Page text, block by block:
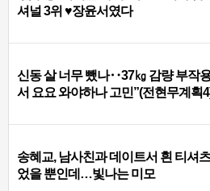
셔널 3위 ♥장윤서였다
신동 살 너무 뺐나‥37㎏ 감량 부작
서 요요 와야하나 고민”(전현무계획
송혜교, 남사친과 데이트서 흰 티셔
었을 뿐인데…빛나는 미모